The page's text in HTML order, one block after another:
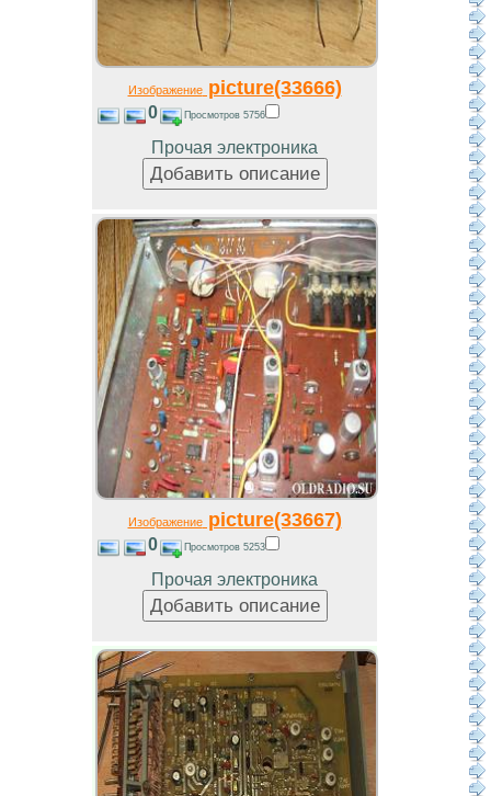
Изображениеpicture(33666)
0 Просмотров 5756
Прочая электроника
Изображениеpicture(33667)
0 Просмотров 5253
Прочая электроника